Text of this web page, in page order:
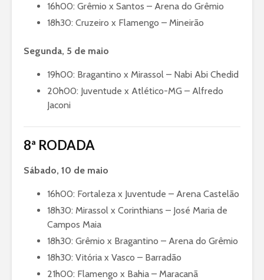
16h00: Grêmio x Santos – Arena do Grêmio
18h30: Cruzeiro x Flamengo – Mineirão
Segunda, 5 de maio
19h00: Bragantino x Mirassol – Nabi Abi Chedid
20h00: Juventude x Atlético-MG – Alfredo
Jaconi
8ª RODADA
Sábado, 10 de maio
16h00: Fortaleza x Juventude – Arena Castelão
18h30: Mirassol x Corinthians – José Maria de
Campos Maia
18h30: Grêmio x Bragantino – Arena do Grêmio
18h30: Vitória x Vasco – Barradão
21h00: Flamengo x Bahia – Maracanã